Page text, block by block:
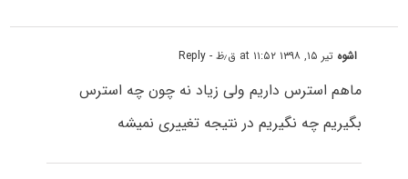
اشوه تیر ۱۵, ۱۳۹۸ at ۱۱:۵۲ ق٫ظ - Reply
ماهم استرس داریم ولی زیاد نه‌ چون چه استرس
بگیریم چه نگیریم در نتیجه تغییری نمیشه